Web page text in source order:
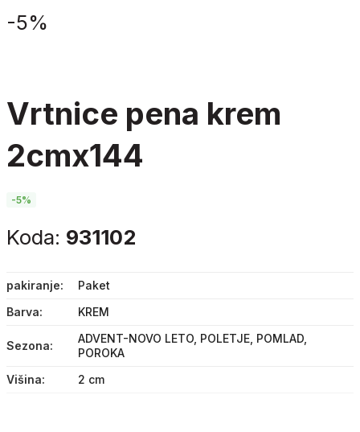
-5%
vrtnice pena krem
2cmx144
-5%
Koda: 931102
pakiranje
Paket
Barva
KREM
Sezona
ADVENT-NOVO LETO, POLETJE, POMLAD,
POROKA
Višina
2 cm